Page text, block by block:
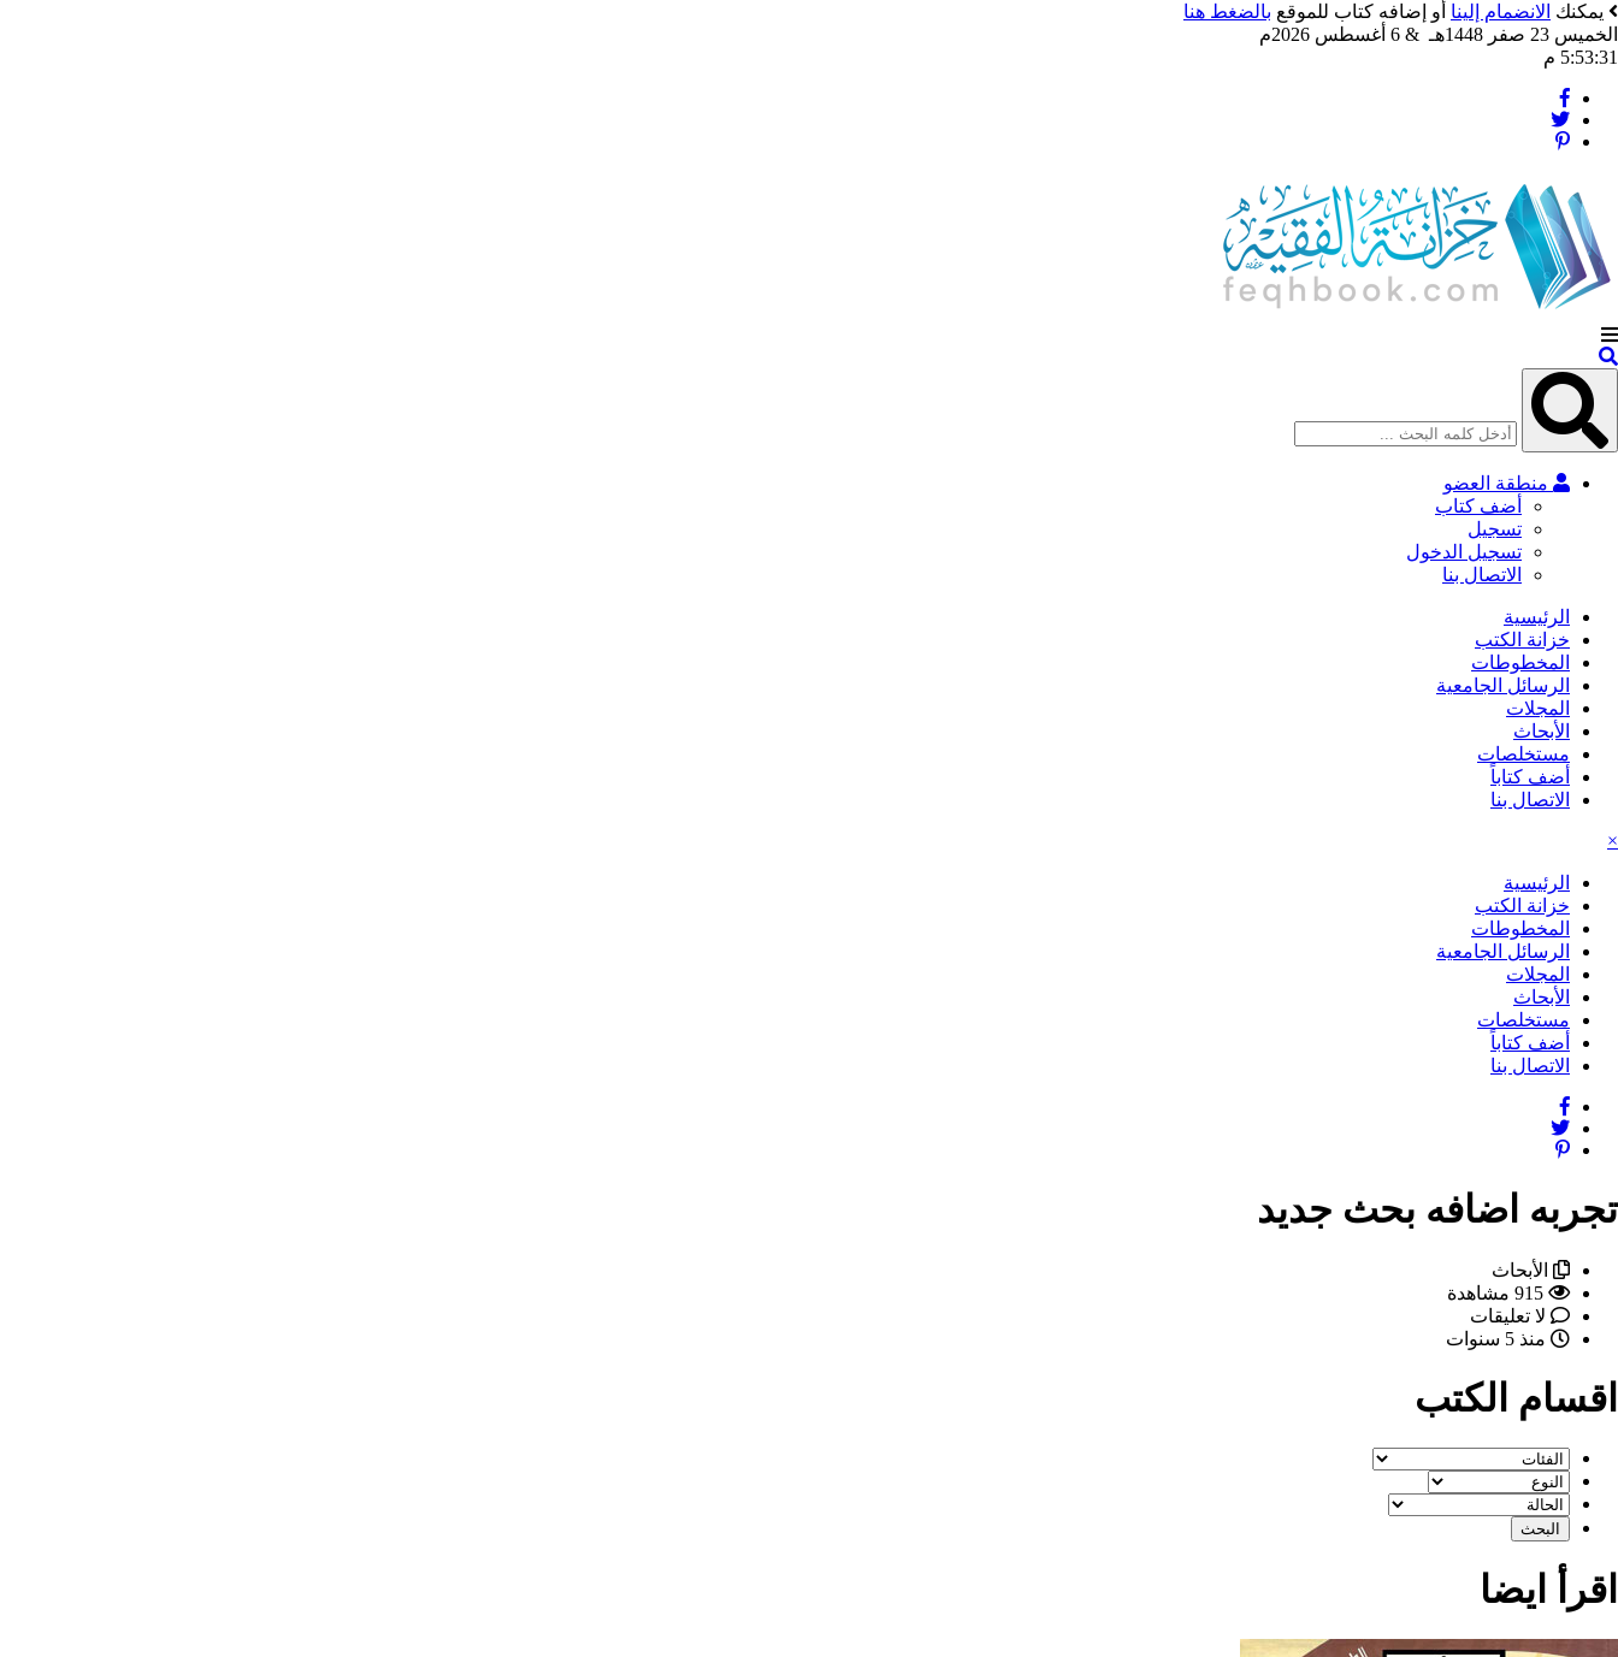
يمكنك الانضمام إلينا أو إضافه كتاب للموقع بالضغط هنا
الخميس 23 صفر 1448هـ & 6 أغسطس 2026م
5:53:32 م
منطقة العضو
أضف كتاب
تسجيل
تسجيل الدخول
الاتصال بنا
الرئيسية
خزانة الكتب
المخطوطات
الرسائل الجامعية
المجلات
الأبحاث
مستخلصات
أضف كتاباً
الاتصال بنا
×
الرئيسية
خزانة الكتب
المخطوطات
الرسائل الجامعية
المجلات
الأبحاث
مستخلصات
أضف كتاباً
الاتصال بنا
تجربه اضافه بحث جديد
الأبحاث
لا تعليقات
منذ 5 سنوات
اقسام الكتب
اقرأ ايضا